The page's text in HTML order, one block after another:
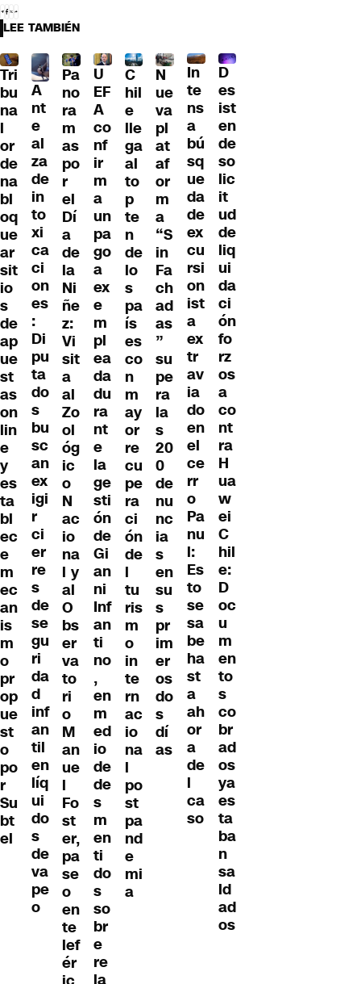
LEE TAMBIÉN
Tri
bu
na
l
or
de
na
bl
oq
ue
ar
sit
io
s
de
ap
ue
st
as
on
lin
e
y
es
ta
bl
ec
e
m
ec
an
is
m
o
pr
op
ue
st
o
po
r
Su
bt
el
A
nt
e
al
za
de
in
to
xi
ca
ci
on
es
:
Di
pu
ta
do
s
bu
sc
an
ex
igi
r
ci
er
re
s
de
se
gu
ri
da
d
inf
an
til
en
líq
ui
do
s
de
va
pe
o
Pa
no
ra
m
as
po
r
el
Dí
a
de
la
Ni
ñe
z:
Vi
sit
a
al
Zo
ol
óg
ic
o
N
ac
io
na
l y
al
O
bs
er
va
to
ri
o
M
an
ue
l
Fo
st
er,
pa
se
o
en
te
lef
ér
U
EF
A
co
nf
ir
m
a
un
pa
go
a
ex
e
m
pl
ea
da
du
ra
nt
e
la
ge
sti
ón
de
Gi
an
ni
Inf
an
ti
no
,
en
m
ed
io
de
de
s
m
en
ti
do
s
so
br
e
re
la
C
hil
e
lle
ga
al
to
p
te
n
de
lo
s
pa
ís
es
co
n
m
ay
or
re
cu
pe
ra
ci
ón
de
l
tu
ris
m
o
in
te
rn
ac
io
na
l
po
st
pa
nd
e
mi
a
N
ue
va
pl
at
af
or
m
a
“S
in
Fa
ch
ad
as
”
su
pe
ra
la
s
20
0
de
nu
nc
ia
s
en
su
s
pr
im
er
os
do
s
dí
as
In
te
ns
a
bú
sq
ue
da
de
ex
cu
rsi
on
ist
a
ex
tr
av
ia
do
en
el
ce
rr
o
Pa
nu
l:
Es
to
se
sa
be
ha
st
a
ah
or
a
de
l
ca
so
D
es
ist
en
de
so
lic
it
ud
de
liq
ui
da
ci
ón
fo
rz
os
a
co
nt
ra
H
ua
w
ei
C
hil
e:
D
oc
u
m
en
to
s
co
br
ad
os
ya
es
ta
ba
n
sa
ld
ad
os